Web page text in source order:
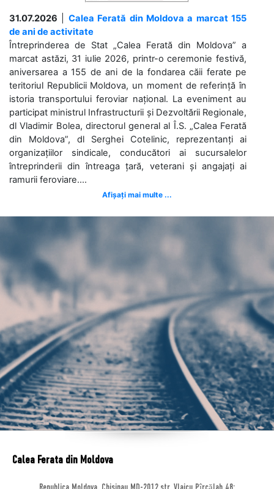
31.07.2026
Calea Ferată din Moldova a marcat 155
de ani de activitate
Întreprinderea de Stat „Calea Ferată din Moldova” a
marcat astăzi, 31 iulie 2026, printr-o ceremonie festivă,
aniversarea a 155 de ani de la fondarea căii ferate pe
teritoriul Republicii Moldova, un moment de referință în
istoria transportului feroviar național. La eveniment au
participat ministrul Infrastructurii și Dezvoltării Regionale,
dl Vladimir Bolea, directorul general al Î.S. „Calea Ferată
din Moldova”, dl Serghei Cotelinic, reprezentanți ai
organizațiilor sindicale, conducători ai sucursalelor
întreprinderii din întreaga țară, veterani și angajați ai
ramurii feroviare....
Afișați mai multe ...
Calea Ferata din Moldova